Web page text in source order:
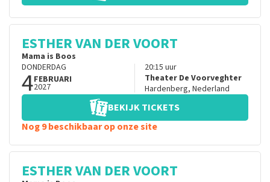
ESTHER VAN DER VOORT
Mama is Boos
DONDERDAG
4FEBRUARI
2027
20:15 uur
Theater De Voorveghter
Hardenberg, Nederland
BEKIJK TICKETS
Nog 9 beschikbaar op onze site
ESTHER VAN DER VOORT